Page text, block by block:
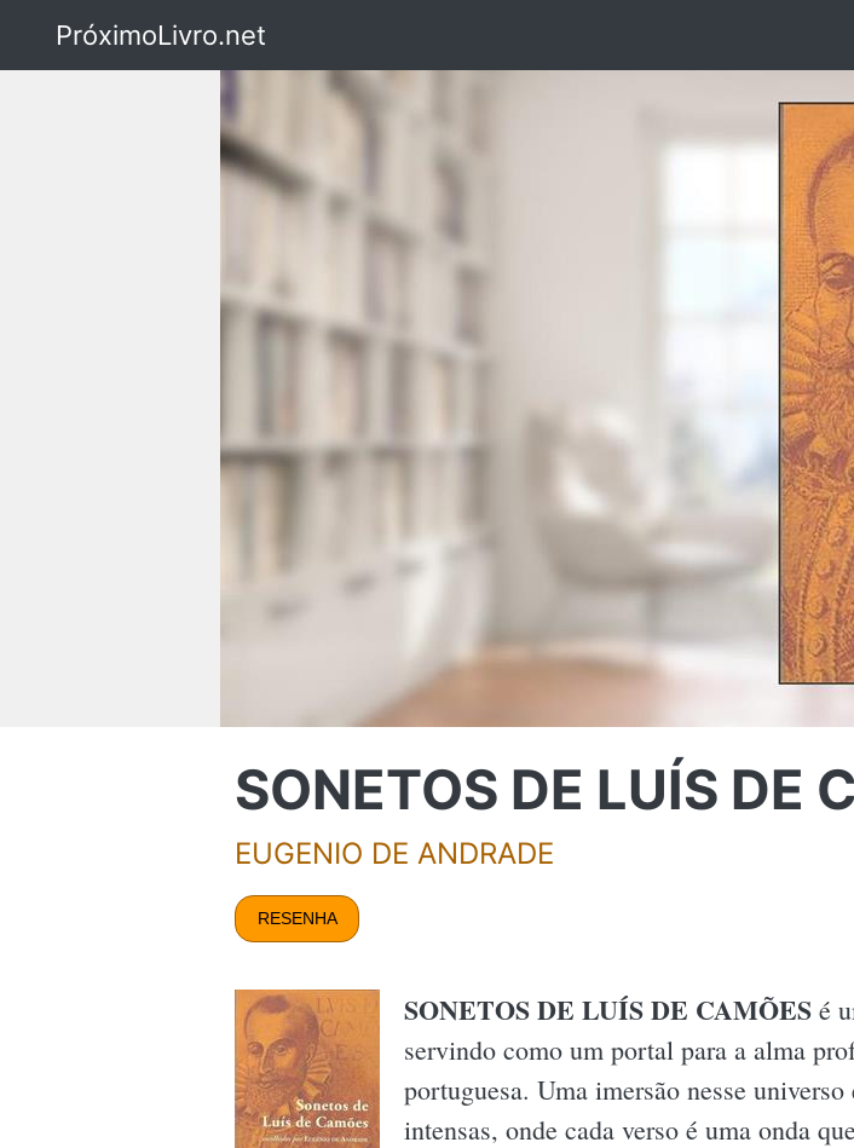
PróximoLivro.net
SONETOS DE LUÍS DE
EUGENIO DE ANDRADE
RESENHA
SONETOS DE LUÍS DE CAMÕES é
servindo como um portal para a alma
portuguesa. Uma imersão nesse
intensas, onde cada verso é uma onda